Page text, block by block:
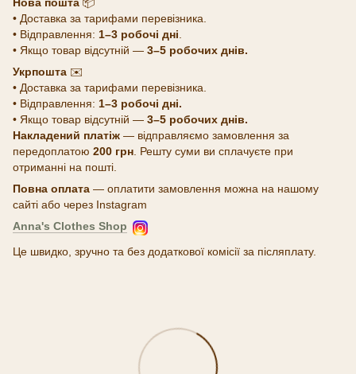
• Доставка за тарифами перевізника.
• Відправлення: 1–3 робочі дні
• Якщо товар відсутній — 3–5 робочих днів.
Укрпошта ✉️
• Доставка за тарифами перевізника.
• Відправлення: 1–3 робочі дні.
• Якщо товар відсутній — 3–5 робочих днів.
Накладений платіж — відправляємо замовлення за
передоплатою 200 грн . Решту суми ви сплачуєте при
отриманні на пошті.
Повна оплата — оплатити замовлення можна на нашому
сайті або через Instagram
Anna's Clothes Shop
Це швидко, зручно та без додаткової комісії за післяплату.